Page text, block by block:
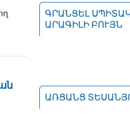
ԳՐԱՆՑԵԼ
ԱՐԱԳԻԼԻ ԲՈՒՅՆ
ԱՌՑԱՆՑ